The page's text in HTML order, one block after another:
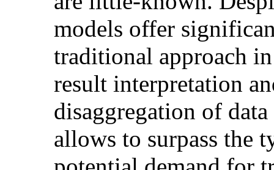
models offer
traditional approach
result interpretation
disaggregation of
allows to surpass the